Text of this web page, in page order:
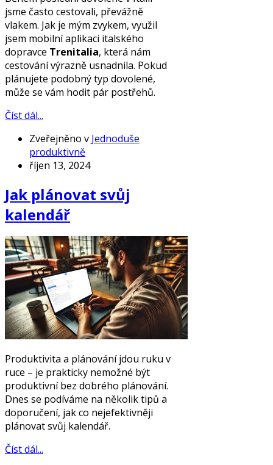
jsme často cestovali, převážně
vlakem. Jak je mým zvykem, využil
jsem mobilní aplikaci italského
dopravce Trenitalia, která nám
cestování výrazně usnadnila. Pokud
plánujete podobný typ dovolené,
může se vám hodit pár postřehů.
Číst dál...
Zveřejněno v Jednoduše
produktivně
říjen 13, 2024
Jak plánovat svůj
kalendář
Produktivita a plánování jdou ruku v
ruce – je prakticky nemožné být
produktivní bez dobrého plánování.
Dnes se podíváme na několik tipů a
doporučení, jak co nejefektivněji
plánovat svůj kalendář.
Číst dál...